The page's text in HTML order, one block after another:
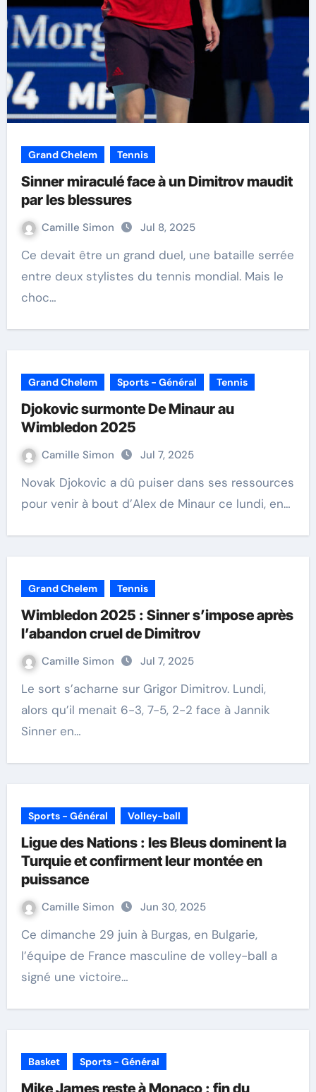
Grand Chelem Tennis
Sinner miraculé face à un Dimitrov maudit
par les blessures
Camille Simon Jul 8, 2025
Ce devait être un grand duel, une bataille serrée
entre deux stylistes du tennis mondial. Mais le
choc…
Grand Chelem Sports - Général Tennis
Djokovic surmonte De Minaur au
Wimbledon 2025
Camille Simon Jul 7, 2025
Novak Djokovic a dû puiser dans ses ressources
pour venir à bout d’Alex de Minaur ce lundi, en…
Grand Chelem Tennis
Wimbledon 2025 : Sinner s’impose après
l’abandon cruel de Dimitrov
Camille Simon Jul 7, 2025
Le sort s’acharne sur Grigor Dimitrov. Lundi,
alors qu’il menait 6-3, 7-5, 2-2 face à Jannik
Sinner en…
Sports - Général Volley-ball
Ligue des Nations : les Bleus dominent la
Turquie et confirment leur montée en
puissance
Camille Simon Jun 30, 2025
Ce dimanche 29 juin à Burgas, en Bulgarie,
l’équipe de France masculine de volley-ball a
signé une victoire…
Basket Sports - Général